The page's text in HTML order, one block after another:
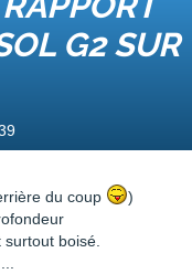
G2 SUR
du coup
)
surtout boisé.